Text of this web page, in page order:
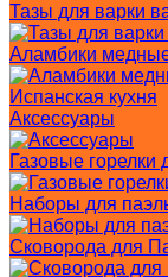
Тазы для варки
Аламбики
Испанская кухня
Аксессуары
Газовые
Наборы для
Сковорода для